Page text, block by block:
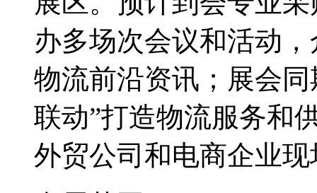
办多场次会议和活动
物流前沿资讯；展会
联动”打造物流服务和
外贸公司和电商企业